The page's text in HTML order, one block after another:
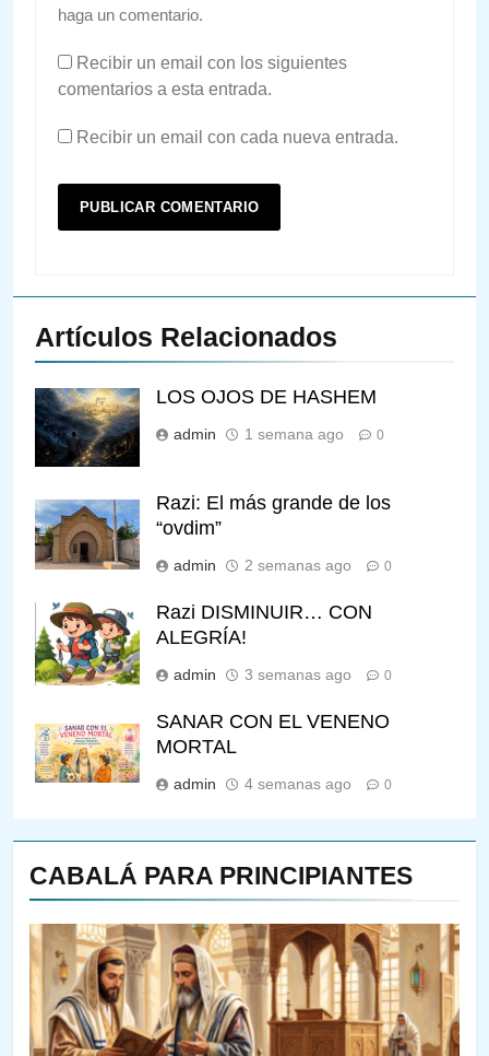
CABALÁ PARA PRINCIPIANTES
143
¿QUIÉN ES SABIO? EL QUE
VE LO QUE VA A NACER
haga un comentario.
Recibir un email con los siguientes
comentarios a esta entrada.
Recibir un email con cada nueva entrada.
Artículos Relacionados
LOS OJOS DE HASHEM
admin 1 semana ago 0
Razi: El más grande de los
“ovdim”
admin 2 semanas ago 0
Razi DISMINUIR… CON
ALEGRÍA!
admin 3 semanas ago 0
SANAR CON EL VENENO
MORTAL
admin 4 semanas ago 0